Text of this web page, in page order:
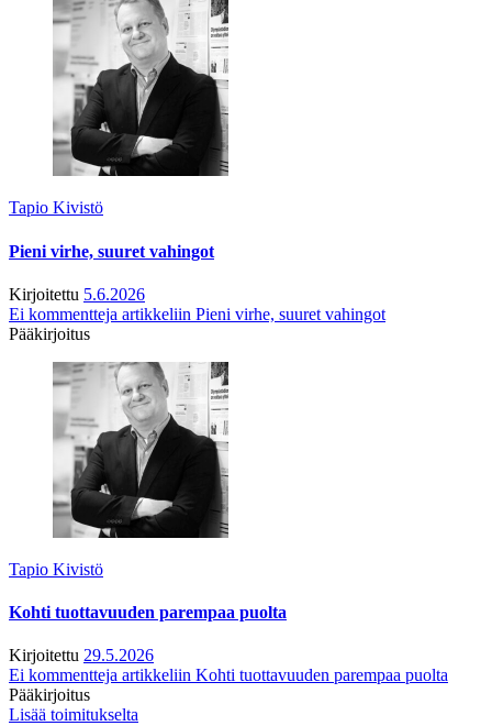
Tapio Kivistö
Pieni virhe, suuret vahingot
Kirjoitettu 5.6.2026
Ei kommentteja artikkeliin Pieni virhe, suuret vahingot
Pääkirjoitus
Tapio Kivistö
Kohti tuottavuuden parempaa puolta
Kirjoitettu 29.5.2026
Ei kommentteja artikkeliin Kohti tuottavuuden parempaa puolta
Pääkirjoitus
Lisää toimitukselta